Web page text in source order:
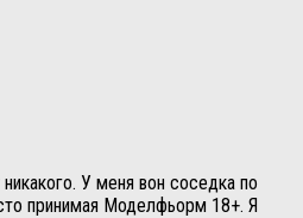
У меня вон соседка по
принимая Моделфьорм 18+. Я